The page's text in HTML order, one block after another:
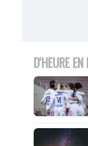
D'HEURE EN